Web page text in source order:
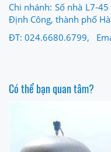
Chi nhánh: Số nhà L7-
Định Công, thành phố
ĐT: 024.6680.6799,
Có thể bạn quan tâm?